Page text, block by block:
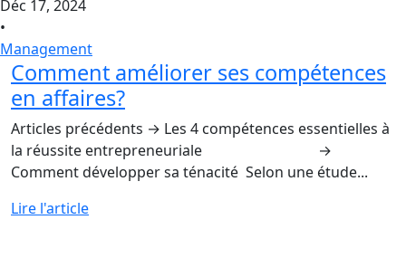
Déc 17, 2024
•
Management
Comment améliorer ses compétences
en affaires?
Articles précédents → Les 4 compétences essentielles à
la réussite entrepreneuriale →
Comment développer sa ténacité Selon une étude...
Lire l'article